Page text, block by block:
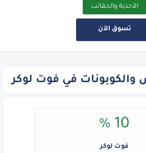
الأحذية والحقائب
تسوق الآن
في فوت لوكر
10 %
فوت لوكر